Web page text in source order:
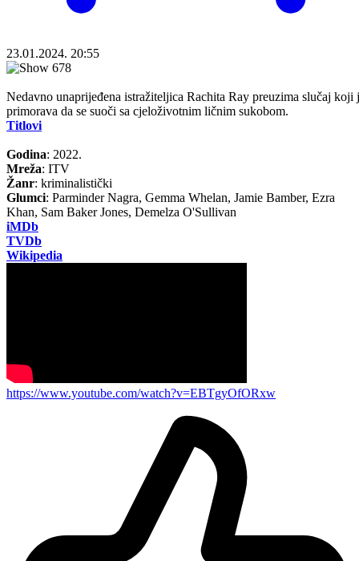
23.01.2024. 20:55
Nedavno unaprijeđena istražiteljica Rachita Ray preuzima slučaj koji
primorava da se suoči sa cjeloživotnim ličnim sukobom.
Titlovi
Godina: 2022.
Mreža: ITV
Žanr: kriminalistički
Glumci: Parminder Nagra, Gemma Whelan, Jamie Bamber, Ezra
Khan, Sam Baker Jones, Demelza O'Sullivan
iMDb
TVDb
Wikipedia
https://www.youtube.com/watch?v=EBTgyOfORxw